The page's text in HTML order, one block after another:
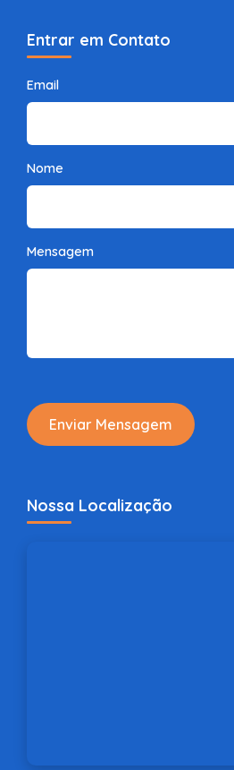
Entrar em Contato
Email
Nome
Mensagem
Enviar Mensagem
Nossa Localização